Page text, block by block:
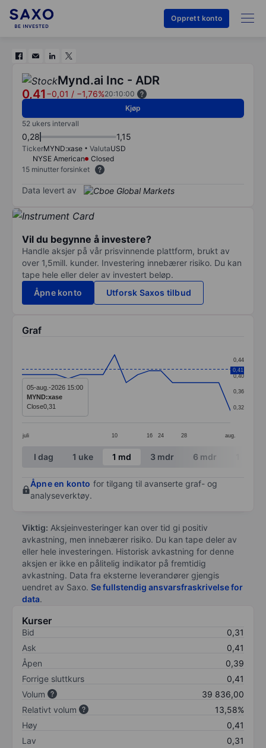
Opprett konto
Mynd.ai Inc - ADR
0,41−0,01 / −1,76%20:10:00
Kjøp
52 ukers intervall
0,28 1,15
TickerMYND:xase ValutaUSD
NYSE American
Closed
15 minutter forsinket
Data levert av
Vil du begynne å investere?
Handle aksjer på vår prisvinnende plattform, brukt av
over 1,5mill. kunder. Investering innebærer risiko. Du kan
tape hele eller deler av investert beløp.
Åpne konto
Utforsk Saxos tilbud
Graf
Line chart with 19 data points.
The chart has 1 X axis displaying categories.
The chart has 1 Y axis displaying values. Data
juli 10 16 24 28 aug.
0,32
0,36
0,40
0,44
0,41
05-aug.-2026 15:00
MYND:xase
Close0,31
End of interactive chart.
I dag 1 uke 1 md 3 mdr 6 mdr
Åpne en konto for tilgang til avanserte graf- og
analyseverktøy.
Viktig: Aksjeinvesteringer kan over tid gi positiv
avkastning, men innebærer risiko. Du kan tape deler av
eller hele investeringen. Historisk avkastning for denne
aksjen er ikke en pålitelig indikator på fremtidig
avkastning. Data fra eksterne leverandører gjengis
uendret av Saxo. Se fullstendig ansvarsfraskrivelse for
data.
Kurser
Bid
0,31
Ask
0,41
Åpen
0,39
Forrige sluttkurs
0,41
Volum
39 836,00
Relativt volum
13,58%
Høy
0,41
Lav
0,31